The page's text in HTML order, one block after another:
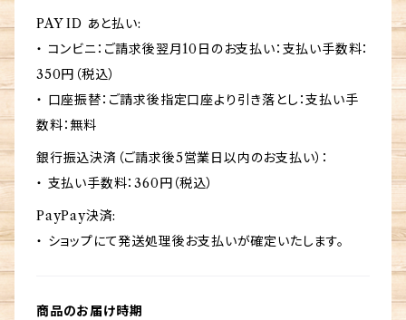
PAY ID あと払い:
・ コンビニ：ご請求後翌月10日のお支払い：支払い手数料：
350円（税込）
・ 口座振替：ご請求後指定口座より引き落とし：支払い手
数料：無料
銀行振込決済（ご請求後5営業日以内のお支払い）：
・ 支払い手数料：360円（税込）
PayPay決済:
・ ショップにて発送処理後お支払いが確定いたします。
商品のお届け時期